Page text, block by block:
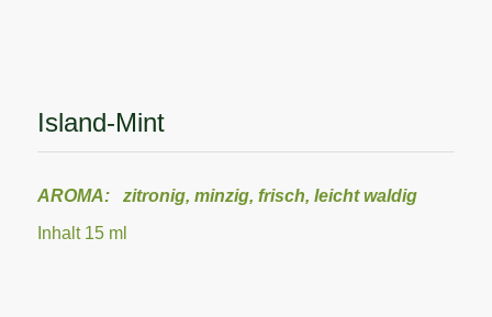
Island-Mint
AROMA: zitronig, minzig, frisch, leicht waldig
Inhalt 15 ml